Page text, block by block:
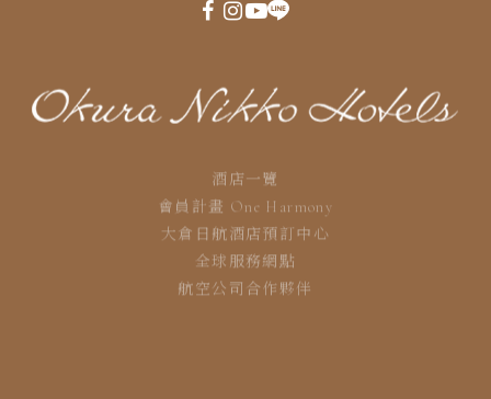
酒店一覽
會員計畫 One Harmony
大倉日航酒店預訂中心
全球服務網點
航空公司合作夥伴